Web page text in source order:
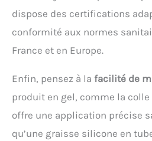
dispose des certifications
conformité aux normes
France et en Europe.
Enfin, pensez à la facilité de
produit en gel, comme la colle
offre une application précise
qu’une graisse silicone en